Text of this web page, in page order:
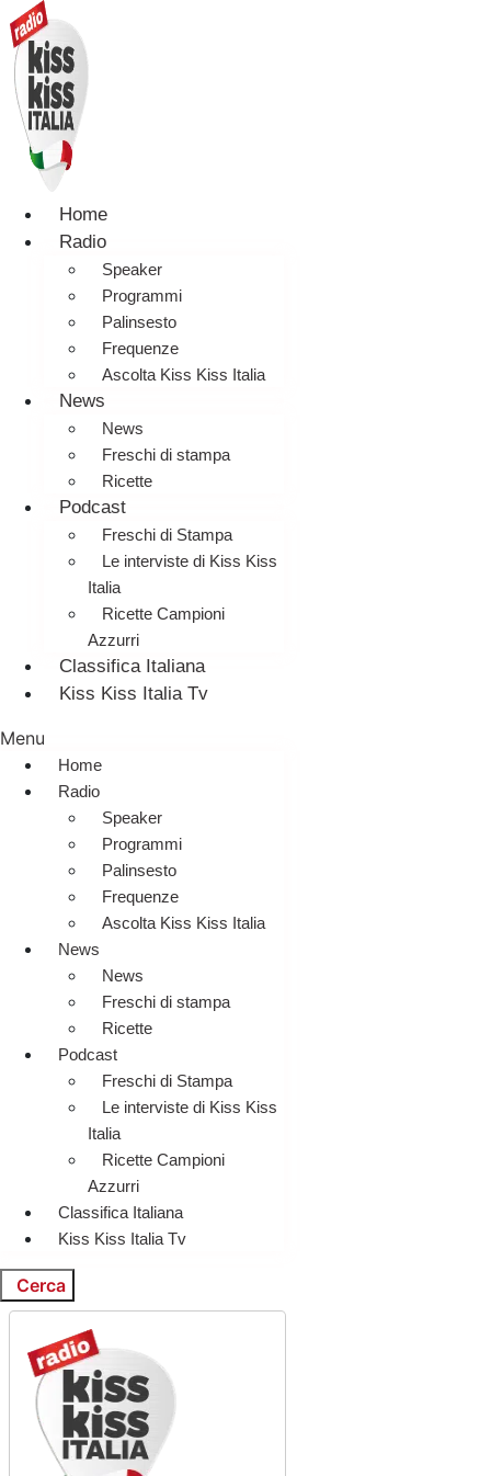
Home
Radio
Speaker
Programmi
Palinsesto
Frequenze
Ascolta Kiss Kiss Italia
News
News
Freschi di stampa
Ricette
Podcast
Freschi di Stampa
Le interviste di Kiss Kiss
Italia
Ricette Campioni
Azzurri
Classifica Italiana
Kiss Kiss Italia Tv
Menu
Home
Radio
Speaker
Programmi
Palinsesto
Frequenze
Ascolta Kiss Kiss Italia
News
News
Freschi di stampa
Ricette
Podcast
Freschi di Stampa
Le interviste di Kiss Kiss
Italia
Ricette Campioni
Azzurri
Classifica Italiana
Kiss Kiss Italia Tv
Cerca